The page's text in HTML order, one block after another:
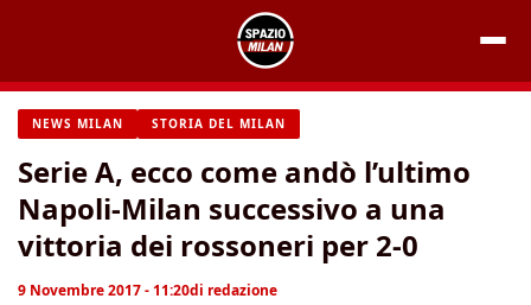
contenuto
NEWS MILAN STORIA DEL MILAN
Serie A, ecco come andò l’ultimo
Napoli-Milan successivo a una
vittoria dei rossoneri per 2-0
9 Novembre 2017 - 11:20di redazione